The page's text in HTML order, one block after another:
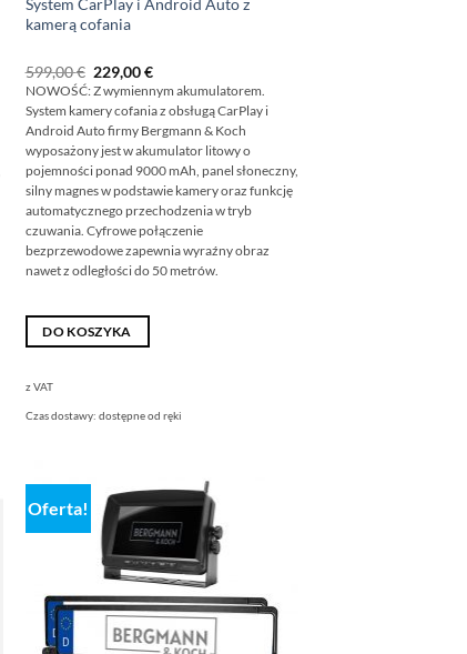
kamerą cofania
599,00€ Pierwotna
cena
wynosiła:
599,00
€
229,00€Aktualna
cena
wynosi:
229,00
€.
NOWOŚĆ: Z wymiennym akumulatorem.
System kamery cofania z obsługą CarPlay i
Android Auto firmy Bergmann & Koch
wyposażony jest w akumulator litowy o
pojemności ponad 9000 mAh, panel słoneczny,
silny magnes w podstawie kamery oraz funkcję
automatycznego przechodzenia w tryb
czuwania. Cyfrowe połączenie
bezprzewodowe zapewnia wyraźny obraz
nawet z odległości do 50 metrów.
DO KOSZYKA
z VAT
Czas dostawy: dostępne od ręki
Oferta!